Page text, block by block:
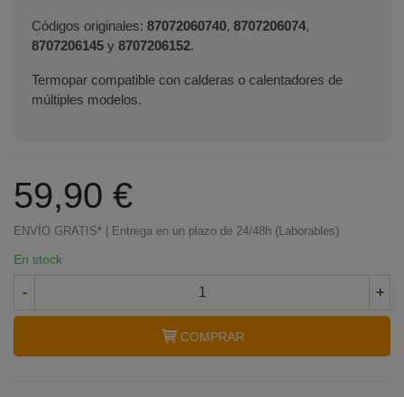
Códigos originales: 87072060740, 8707206074,
8707206145 y 8707206152.
Termopar compatible con calderas o calentadores de
múltiples modelos.
59,90 €
ENVÍO GRATIS* | Entrega en un plazo de 24/48h (Laborables)
En stock
- +
COMPRAR